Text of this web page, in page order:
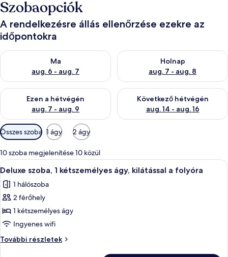
Szobaopciók
A rendelkezésre állás ellenőrzése ezekre az
időpontokra
Ma
aug. 6 - aug. 7
A ma esti rendelkezésre állás ellenőrzése: aug. 6 - aug. 7
Holnap
aug. 7 - aug. 8
A holnapi rendelkezésre állás
Ezen a hétvégén
aug. 7 - aug. 9
A mostani hétvégi rendelkezésre állás ellenőrzése: aug. 7 -
Következő hétvégén
aug. 14 - aug. 16
A következő hétvégi
Szobákhoz
rendelkezésre
álló
szűrők
Összes szoba 1 ágy 2 ágy
10 szoba megjelenítése 10 közül
A
következő
szoba
összes
képének
megtekintése:
Deluxe
szoba,
Egy szállodai szoba, amelyben egy
8
Deluxe szoba, 1 kétszemélyes ágy, kilátással a folyóra
1 hálószoba
2 férőhely
1 kétszemélyes ágy
Ingyenes wifi
További részletek
Deluxe